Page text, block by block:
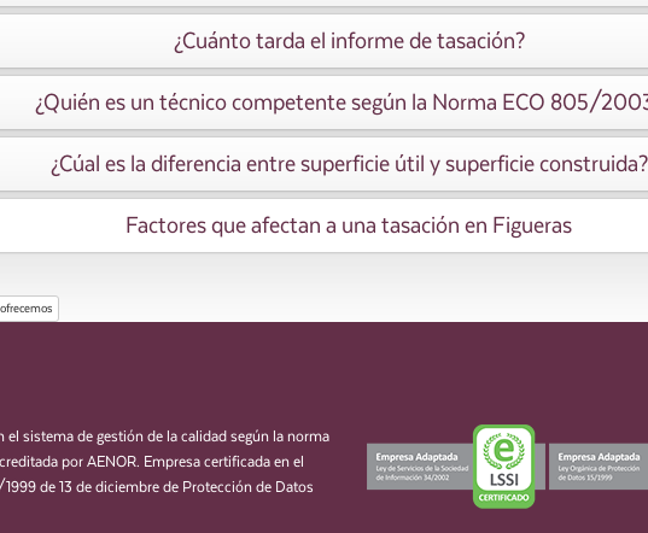
¿Cuánto tarda el informe de tasación?
¿Quién es un técnico competente según la Norma ECO 805/
¿Cúal es la diferencia entre superficie útil y superficie construida?
Factores que afectan a una tasación en Figueras
el sistema de gestión de la calidad según la norma
por AENOR. Empresa certificada en el
de 13 de diciembre de Protección de Datos